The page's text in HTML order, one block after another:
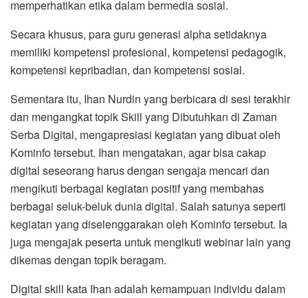
memperhatikan etika dalam bermedia sosial.
Secara khusus, para guru generasi alpha setidaknya
memiliki kompetensi profesional, kompetensi pedagogik,
kompetensi kepribadian, dan kompetensi sosial.
Sementara itu, Ihan Nurdin yang berbicara di sesi terakhir
dan mengangkat topik Skill yang Dibutuhkan di Zaman
Serba Digital, mengapresiasi kegiatan yang dibuat oleh
Kominfo tersebut. Ihan mengatakan, agar bisa cakap
digital seseorang harus dengan sengaja mencari dan
mengikuti berbagai kegiatan positif yang membahas
berbagai seluk-beluk dunia digital. Salah satunya seperti
kegiatan yang diselenggarakan oleh Kominfo tersebut. Ia
juga mengajak peserta untuk mengikuti webinar lain yang
dikemas dengan topik beragam.
Digital skill kata Ihan adalah kemampuan individu dalam